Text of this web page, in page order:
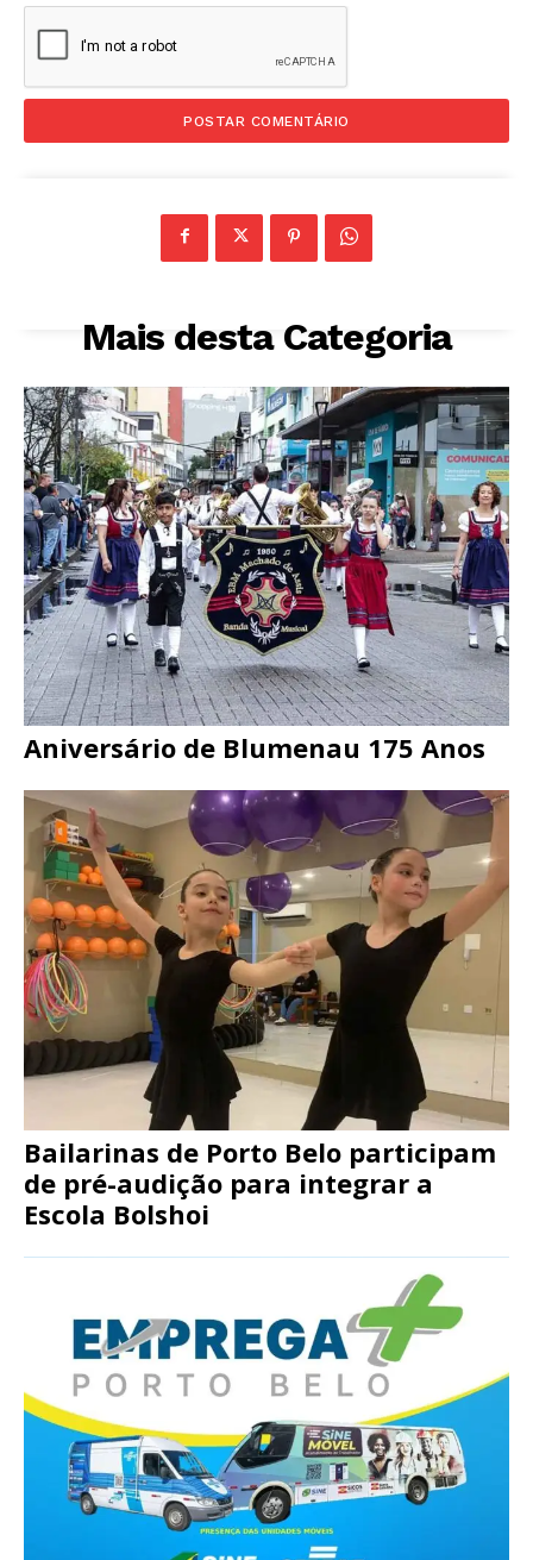
Mais desta Categoria
Aniversário de Blumenau 175 Anos
Bailarinas de Porto Belo participam
de pré-audição para integrar a
Escola Bolshoi